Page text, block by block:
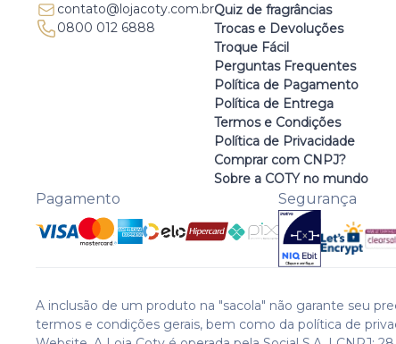
contato@lojacoty.com.br
0800 012 6888
Quiz de fragrâncias
Trocas e Devoluções
Troque Fácil
Perguntas Frequentes
Política de Pagamento
Política de Entrega
Termos e Condições
Política de Privacidade
Comprar com CNPJ?
Sobre a COTY no mundo
Pagamento Segurança
A inclusão de um produto na "sacola" não garante seu
termos e condições gerais, bem como da política de